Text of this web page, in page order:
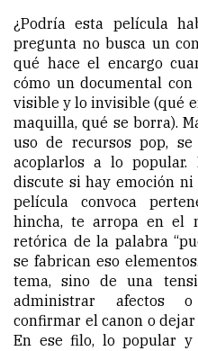
¿Podría esta película
pregunta no busca un
qué hace el encargo
cómo un documental
visible y lo invisible (qué
maquilla, qué se borra).
uso de recursos pop,
acoplarlos a lo popular.
discute si hay emoción
película convoca
hincha, te arropa en el
retórica de la palabra
se fabrican eso
tema, sino de una
administrar afectos
confirmar el canon o
En ese filo, lo popular